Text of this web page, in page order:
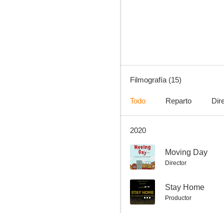
--
Filmografía (15)
Todo Reparto
2020
-- Moving Day
Director
-- Stay Home
Productor